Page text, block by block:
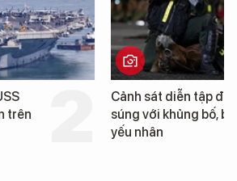
vệ
Hình ảnh đầu tiên về
tàu sân bay USS
Washington vừa đến